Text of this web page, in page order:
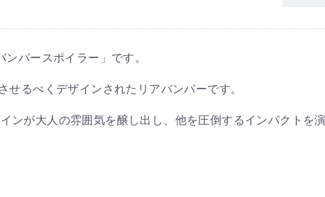
パースポイラー」です。
るべくデザインされたリアバンパーです。
ンが大人の雰囲気を醸し出し、他を圧倒するインパクトを演